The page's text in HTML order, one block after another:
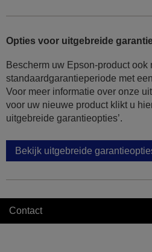
Opties voor uitgebreide
Bescherm uw Epson-product ook
standaardgarantieperiode met
Voor meer informatie over onze
voor uw nieuwe product klikt u
uitgebreide garantieopties’.
Bekijk uitgebreide
Contact